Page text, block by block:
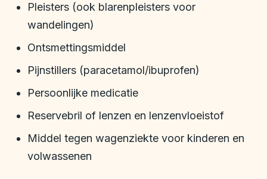
Pleisters (ook blarenpleisters voor
wandelingen)
Ontsmettingsmiddel
Pijnstillers (paracetamol/ibuprofen)
Persoonlijke medicatie
Reservebril of lenzen en lenzenvloeistof
Middel tegen wagenziekte voor kinderen en
volwassenen